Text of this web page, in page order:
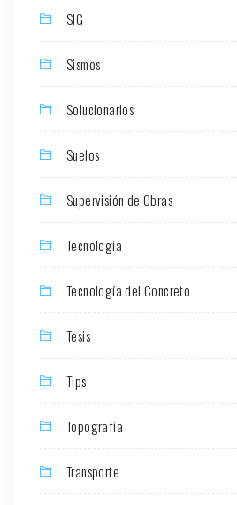
SIG
Sismos
Solucionarios
Suelos
Supervisión de Obras
Tecnología
Tecnología del Concreto
Tesis
Tips
Topografía
Transporte